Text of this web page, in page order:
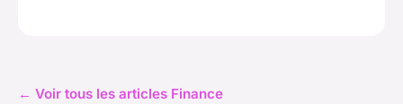
← Voir tous les articles Finance